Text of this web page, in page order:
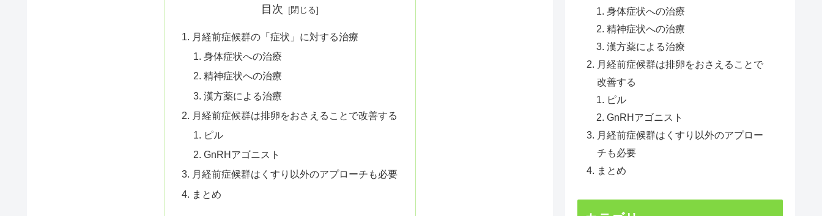
目次
月経前症候群の「症状」に対する治療
身体症状への治療
精神症状への治療
漢方薬による治療
月経前症候群は排卵をおさえることで改善する
ピル
GnRHアゴニスト
月経前症候群はくすり以外のアプローチも必要
まとめ
身体症状への治療
精神症状への治療
漢方薬による治療
月経前症候群は排卵をおさえることで
改善する
ピル
GnRHアゴニスト
月経前症候群はくすり以外のアプロー
チも必要
まとめ